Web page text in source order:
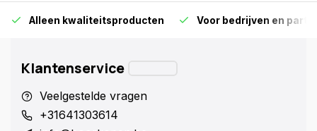
Alleen kwaliteitsproducten Voor bedrijven en
Klantenservice
Veelgestelde vragen
+31641303614